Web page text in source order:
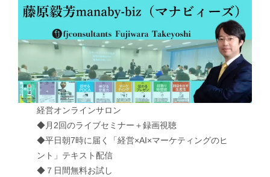
経営オンラインサロン
◆月2回のライブセミナー＋録画視聴
◆平日朝7時に届く「経営×AI×マーケティングのヒ
ント」テキスト配信
◆７日間無料お試し